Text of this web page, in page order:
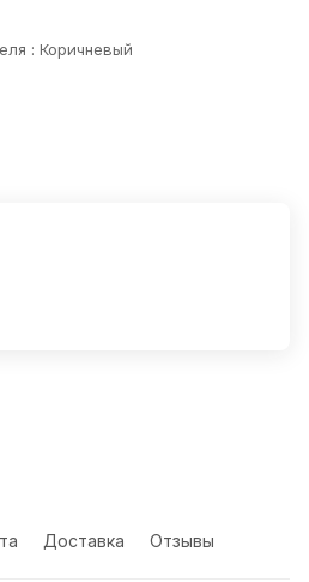
: Коричневый
Доставка Отзывы